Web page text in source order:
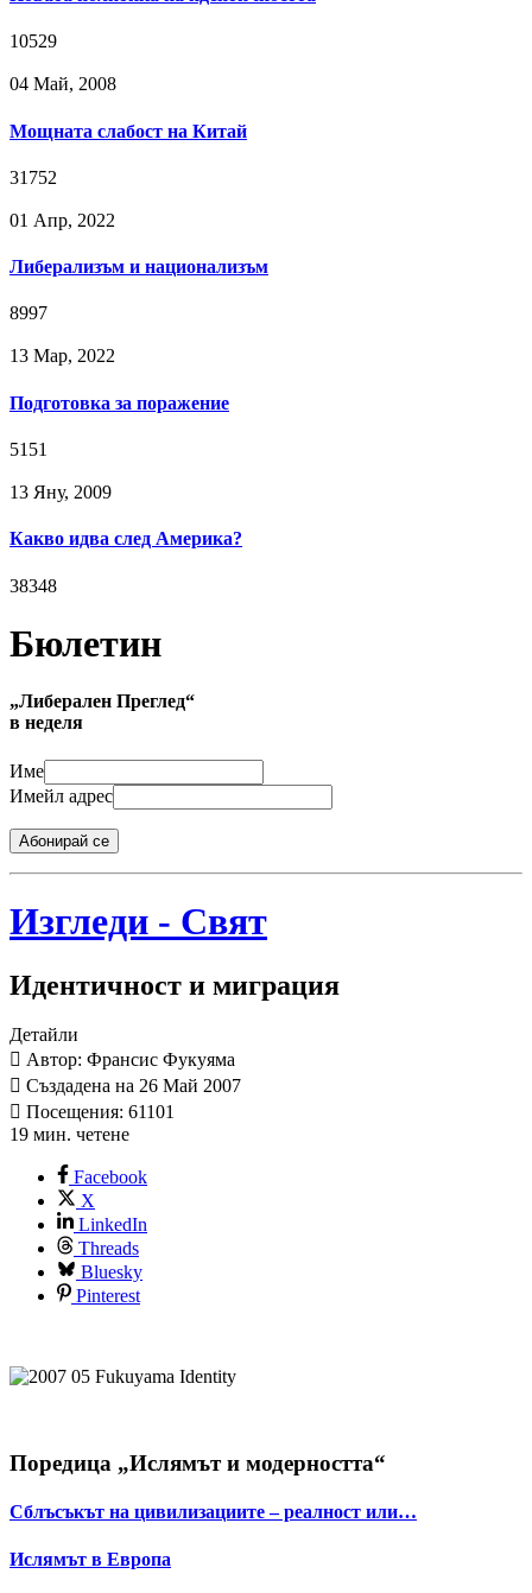
10529
04 Май, 2008
Мощната слабост на Китай
31752
01 Апр, 2022
Либерализъм и национализъм
8997
13 Мар, 2022
Подготовка за поражение
5151
13 Яну, 2009
Какво идва след Америка?
38348
Бюлетин
„Либерален Преглед“
в неделя
Име
Имейл адрес
Абонирай се
Изгледи - Свят
Идентичност и миграция
Детайли
Автор: Франсис Фукуяма
Създадена на 26 Май 2007
Посещения: 61101
19 мин. четене
Facebook
X
LinkedIn
Threads
Bluesky
Pinterest
Поредица „Ислямът и модерността“
Сблъсъкът на цивилизациите – реалност или…
Ислямът в Европа